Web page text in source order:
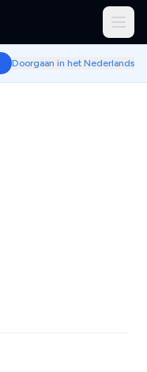
Doorgaan in het Nederlands